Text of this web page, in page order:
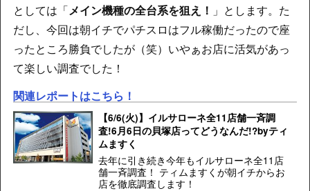
としては「メイン機種の全台系を狙え！ 」とします。た
だし、今回は朝イチでパチスロはフル稼働だったので座
ったところ勝負でしたが（笑）いやぁお店に活気があっ
て楽しい調査でした！
関連レポートはこちら！
【6/6(火)】イルサローネ全11店舗一斉調
査!6月6日の貝塚店ってどうなんだ!?byティ
ムますく
去年に引き続き今年もイルサローネ全11店
舗一斉調査！ ティムますくが朝イチからお
店を徹底調査します！